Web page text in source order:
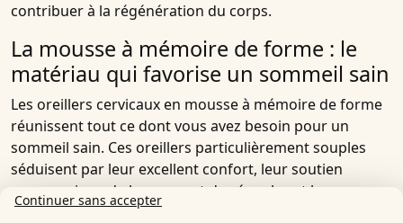
contribuer à la régénération du corps.
La mousse à mémoire de forme : le
matériau qui favorise un sommeil sain
Les oreillers cervicaux en mousse à mémoire de forme
réunissent tout ce dont vous avez besoin pour un
sommeil sain. Ces oreillers particulièrement souples
séduisent par leur excellent confort, leur soutien
ergonomique de la nuque et des épaules et leur
capacité inégalée à s'adapter à la morphologie de
Continuer sans accepter